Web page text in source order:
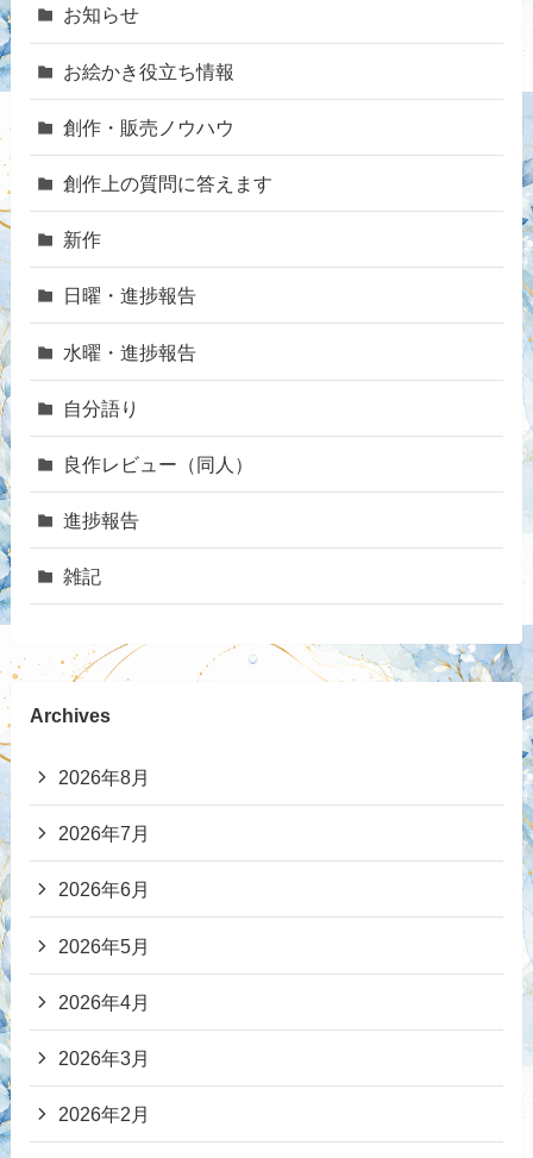
お知らせ
お絵かき役立ち情報
創作・販売ノウハウ
創作上の質問に答えます
新作
日曜・進捗報告
水曜・進捗報告
自分語り
良作レビュー（同人）
進捗報告
雑記
Archives
2026年8月
2026年7月
2026年6月
2026年5月
2026年4月
2026年3月
2026年2月